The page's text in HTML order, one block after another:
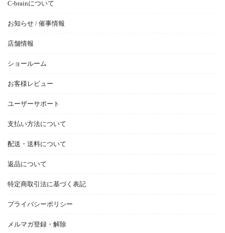
C-brainについて
お知らせ / 催事情報
店舗情報
ショールーム
お客様レビュー
ユーザーサポート
支払い方法について
配送・送料について
返品について
特定商取引法に基づく表記
プライバシーポリシー
メルマガ登録・解除